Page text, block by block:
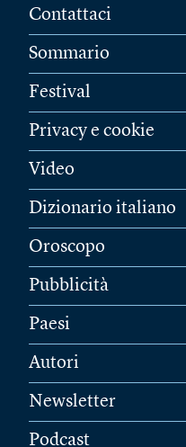
Contattaci
Sommario
Festival
Privacy e cookie
Video
Dizionario italiano
Oroscopo
Pubblicità
Paesi
Autori
Newsletter
Podcast